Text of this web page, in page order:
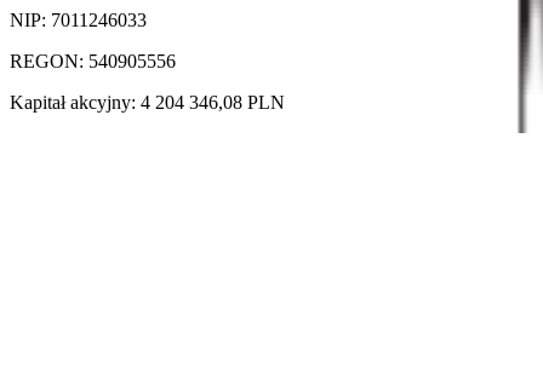
NIP: 7011246033
REGON: 540905556
Kapitał akcyjny: 4 204 346,08 PLN